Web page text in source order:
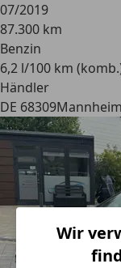
07/2019
87.300 km
Benzin
6,2 l/100 km
Händler
DE 68309Mannheim
Wir